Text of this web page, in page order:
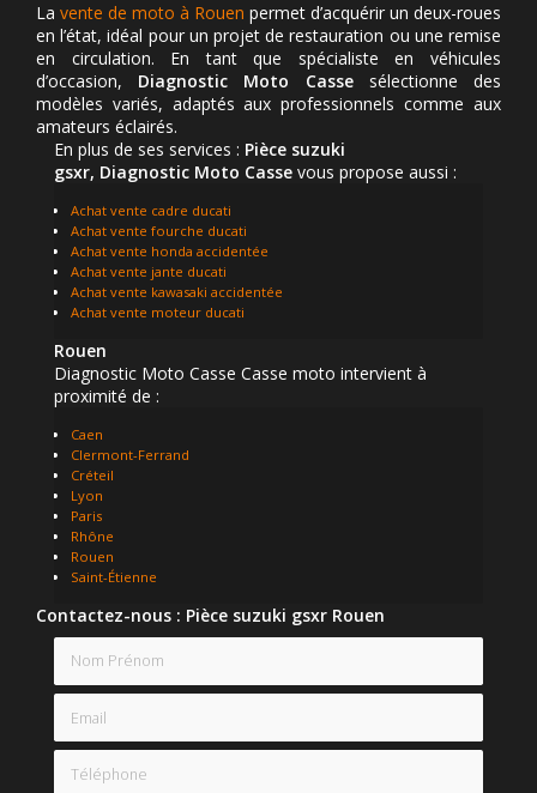
La vente de moto à Rouen permet d’acquérir un deux-roues
en l’état, idéal pour un projet de restauration ou une remise
en circulation. En tant que spécialiste en véhicules
d’occasion, Diagnostic Moto Cassesélectionne des
modèles variés, adaptés aux professionnels comme aux
amateurs éclairés.
En plus de ses services : Pièce suzuki
gsxr, Diagnostic Moto Casse vous propose aussi :
Achat vente cadre ducati
Achat vente fourche ducati
Achat vente honda accidentée
Achat vente jante ducati
Achat vente kawasaki accidentée
Achat vente moteur ducati
Rouen
Diagnostic Moto Casse Casse moto intervient à
proximité de :
Caen
Clermont-Ferrand
Créteil
Lyon
Paris
Rhône
Rouen
Saint-Étienne
Contactez-nous : Pièce suzuki gsxr Rouen
Nom Prénom
Email